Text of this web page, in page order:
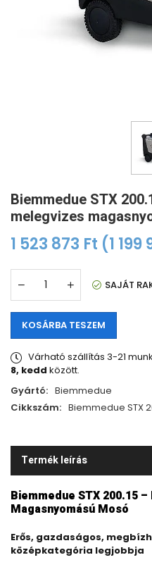
Biemmedue STX
melegvizes
1 523 873 Ft (1
SAJÁT
KOSÁRBA TESZEM
Várható szállítás 3-21
8, kedd között.
Gyártó: Biemmedue
Cikkszám: Biemmedue STX
Termék leírás
Biemmedue STX 200.15
Magasnyomású Mosó
Erős, gazdaságos,
középkategória legjobbja